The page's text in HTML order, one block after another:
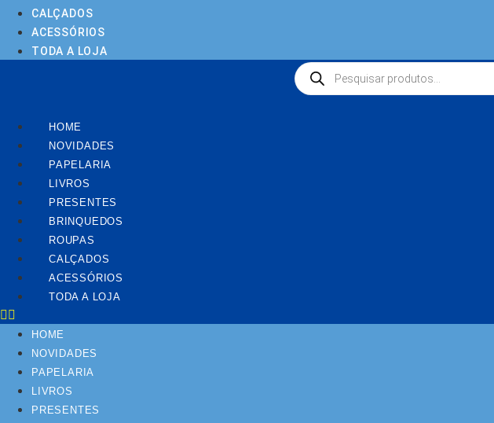
CALÇADOS
ACESSÓRIOS
TODA A LOJA
Pesquisar
produtos
HOME
NOVIDADES
PAPELARIA
LIVROS
PRESENTES
BRINQUEDOS
ROUPAS
CALÇADOS
ACESSÓRIOS
TODA A LOJA
HOME
NOVIDADES
PAPELARIA
LIVROS
PRESENTES